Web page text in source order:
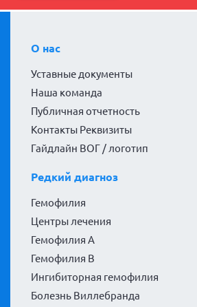
О нас
Уставные документы
Наша команда
Публичная отчетность
Контакты Реквизиты
Гайдлайн ВОГ / логотип
Редкий диагноз
Гемофилия
Центры лечения
Гемофилия А
Гемофилия В
Ингибиторная гемофилия
Болезнь Виллебранда